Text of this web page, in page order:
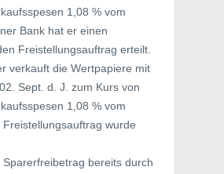
1,08 % vom
Bank hat er einen
Freistellungsauftrag erteilt.
verkauft die Wertpapiere mit
Sept. d. J. zum Kurs von
1,08 % vom
Freistellungsauftrag wurde
bereits durch